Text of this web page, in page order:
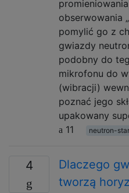
obserwowania
pomylić go z
gwiazdy
podobny do
mikrofonu do
(wibracji)
poznać jego
upakowany
11
neutron-star
4
Dlaczego
tworzą